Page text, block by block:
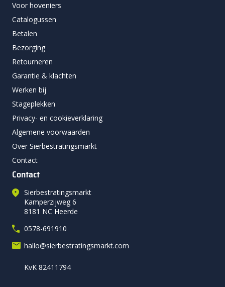
Voor hoveniers
Catalogussen
Betalen
Bezorging
Retourneren
Garantie & klachten
Werken bij
Stageplekken
Privacy- en cookieverklaring
Algemene voorwaarden
Over Sierbestratingsmarkt
Contact
Contact
Sierbestratingsmarkt
Kamperzijweg 6
8181 NC Heerde
0578-691910
hallo@sierbestratingsmarkt.com
KvK 82411794